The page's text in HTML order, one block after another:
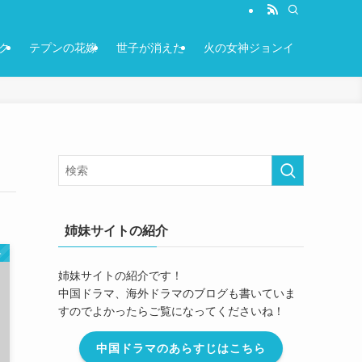
テプンの花嫁 世子が消えた 火の女神ジョンイ
姉妹サイトの紹介
姉妹サイトの紹介です！
中国ドラマ、海外ドラマのブログも書いていま
すのでよかったらご覧になってくださいね！
中国ドラマのあらすじはこちら